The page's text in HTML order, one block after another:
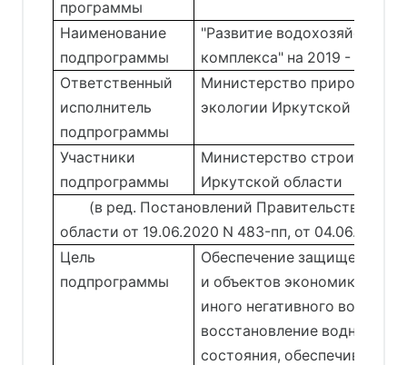
программы
Наименование
подпрограммы
"Развитие
комплекса" на 2019 - 2024
Ответственный
исполнитель
подпрограммы
Министерство природных
экологии Иркутской
Участники
подпрограммы
Министерство
Иркутской области
(в ред. Постановлений Правительства
области от 19.06.2020 N 483-пп, от 04.06.2021
Цель
подпрограммы
Обеспечение
и объектов экономики от
иного негативного
восстановление водных
состояния,